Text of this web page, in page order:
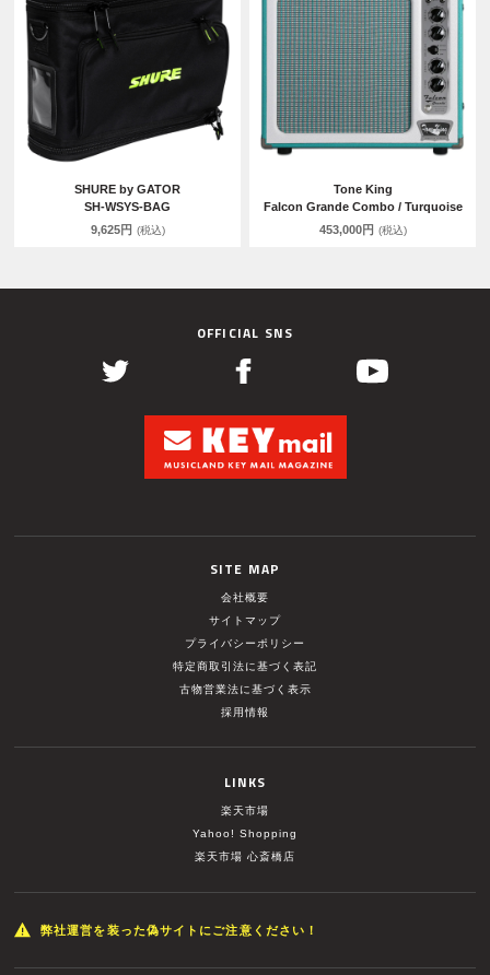
SHURE by GATOR
SH-WSYS-BAG
9,625円 (税込)
Tone King
Falcon Grande Combo / Turquoise
453,000円 (税込)
OFFICIAL SNS
SITE MAP
会社概要
サイトマップ
プライバシーポリシー
特定商取引法に基づく表記
古物営業法に基づく表示
採用情報
LINKS
楽天市場
Yahoo! Shopping
楽天市場 心斎橋店
弊社運営を装った偽サイトにご注意ください！